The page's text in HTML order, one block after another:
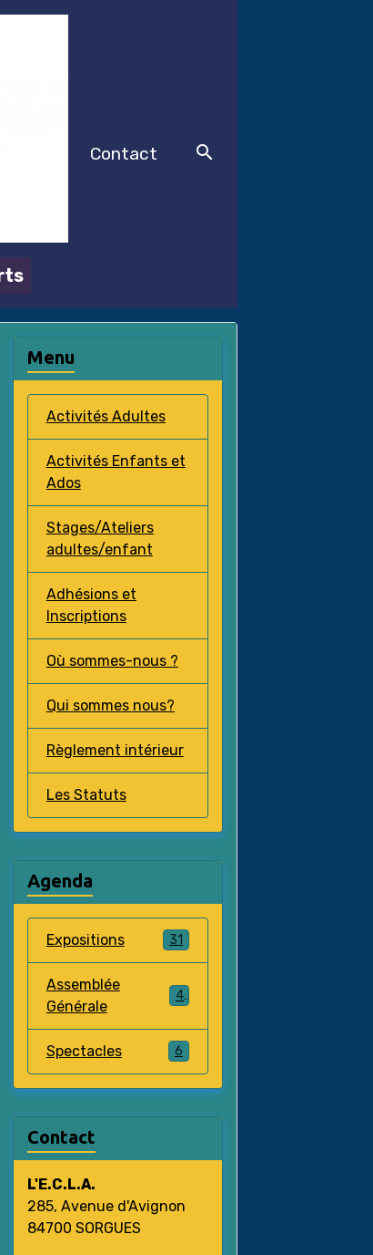
Contact
Menu
Activités Adultes
Activités Enfants et
Ados
Stages/Ateliers
adultes/enfant
Adhésions et
Inscriptions
Où sommes-nous ?
Qui sommes nous?
Règlement intérieur
Les Statuts
Agenda
Expositions 31
Assemblée
Générale
4
Spectacles 6
Contact
L'E.C.L.A.
285, Avenue d'Avignon
84700 SORGUES